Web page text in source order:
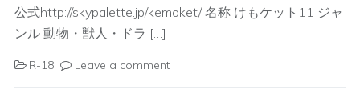
公式http://skypalette.jp/kemoket/ 名称 けもケット11 ジャ
ンル 動物・獣人・ドラ […]
R-18 Leave a comment